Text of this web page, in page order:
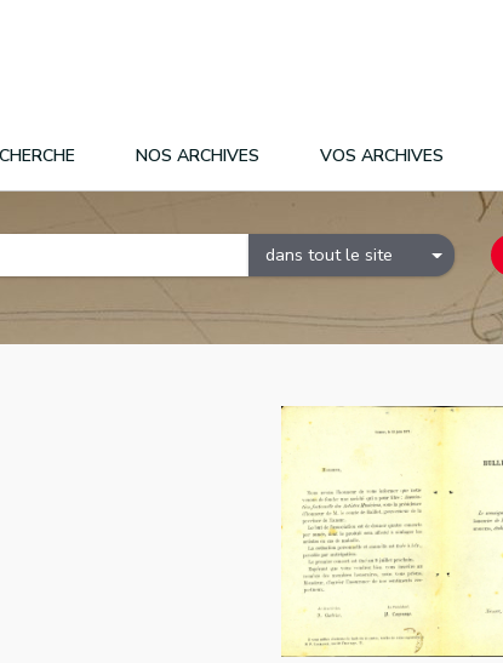
NOS ARCHIVES VOS ARCHIVES
dans tout le site